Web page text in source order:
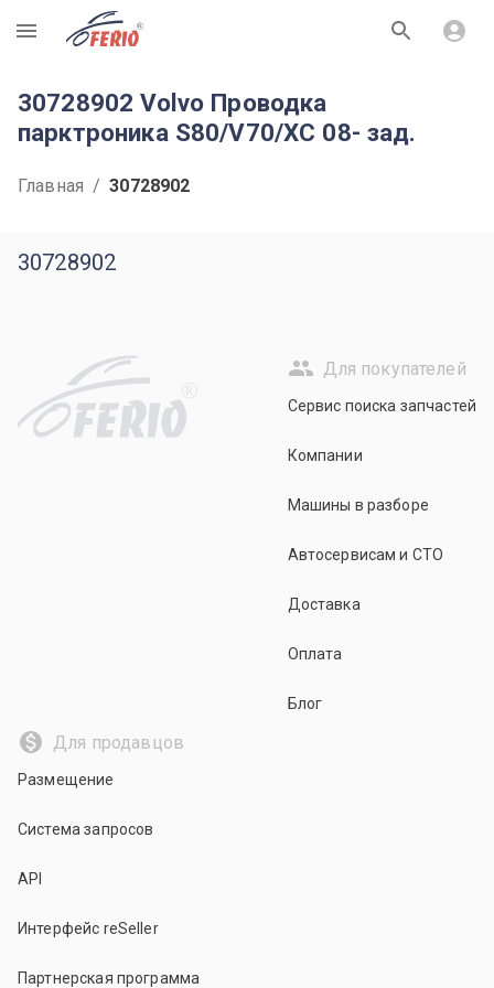
R
30728902 Volvo Проводка
парктроника S80/V70/XC 08- зад.
Главная / 30728902
30728902
R
Для покупателей
Сервис поиска запчастей
Компании
Машины в разборе
Автосервисам и СТО
Доставка
Оплата
Блог
Для продавцов
Размещение
Система запросов
API
Интерфейс reSeller
Партнерская программа